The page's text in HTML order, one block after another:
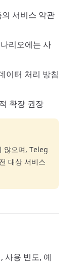
서비스 약관
리오에는 사
이터 처리 방침
확장 권장
않으며, Teleg
대상 서비스
사용 빈도, 예